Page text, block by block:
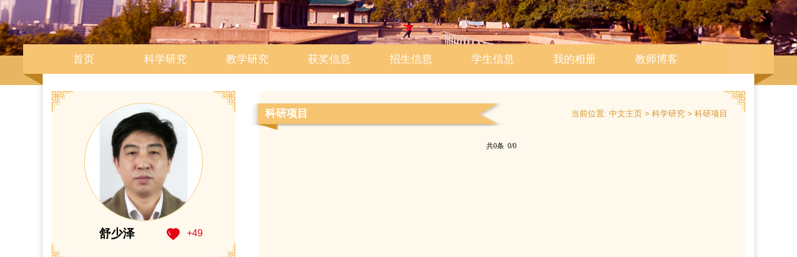
首页 科学研究 教学研究 获奖信息 招生信息 学生信息 我的相册 教师博客
舒少泽 +49
科研项目 当前位置: 中文主页 > 科学研究 > 科研项目
共0条 0/0